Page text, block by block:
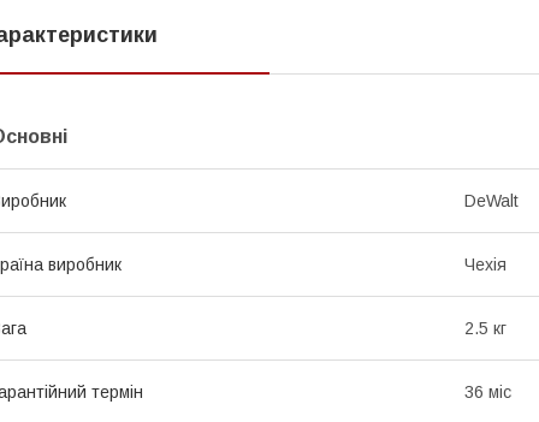
DeWalt
виробник Чехія
2.5 кг
термін 36 міс